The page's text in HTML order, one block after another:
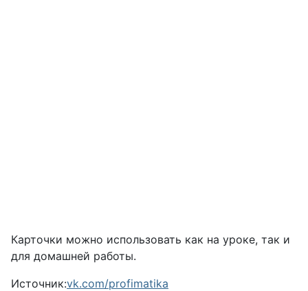
Карточки можно использовать как на уроке, так и
для домашней работы.
Источник:vk.com/profimatika